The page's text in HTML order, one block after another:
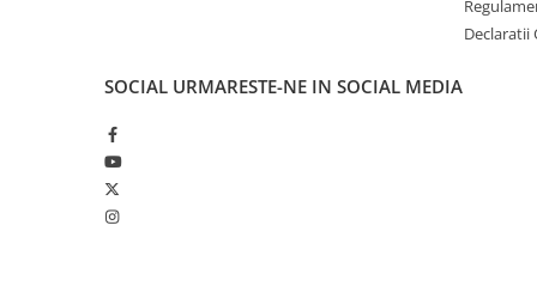
Casti Audio Blackview
Produse Fossibot
Telefoane Mobile Fossibot
Tablete Fossibot
Produse Oukitel
SOCIAL URMARESTE-NE IN SOCIAL MEDIA